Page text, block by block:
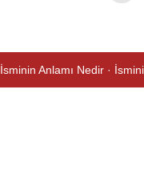
İsminin Anlamı Nedir ·